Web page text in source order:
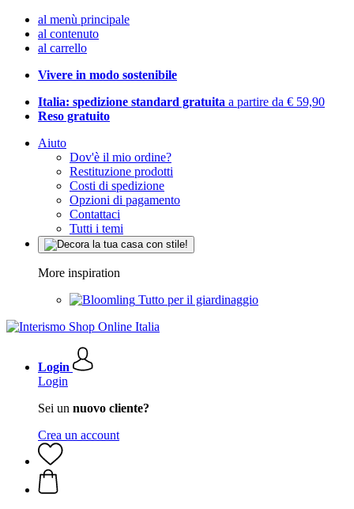
al menù principale
al contenuto
al carrello
Vivere in modo sostenibile
Italia: spedizione standard gratuita a partire da € 59,90
Reso gratuito
Aiuto
Dov'è il mio ordine?
Restituzione prodotti
Costi di spedizione
Opzioni di pagamento
Contattaci
Tutti i temi
More inspiration
Tutto per il giardinaggio
Login
Login
Sei un nuovo cliente?
Crea un account